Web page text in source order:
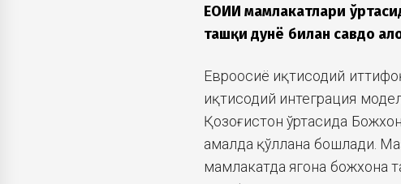
ЕОИИ мамлакатлари
ташқи дунё билан савдо
Евроосиё иқтисодий
иқтисодий интеграция
Қозоғистон ўртасида
амалда қўллана бошлади.
мамлакатда ягона божхона